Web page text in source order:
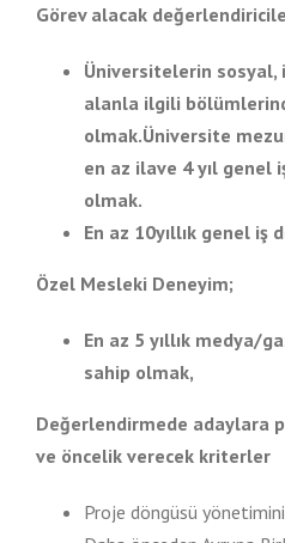
Görev alacak
Üniversitelerin sosyal,
alanla ilgili
olmak.Üniversite
en az ilave 4 yıl genel
olmak.
En az 10yıllık genel iş
Özel Mesleki Deneyim;
En az 5 yıllık medya/
sahip olmak,
Değerlendirmede adaylara
ve öncelik verecek kriterler
Proje döngüsü